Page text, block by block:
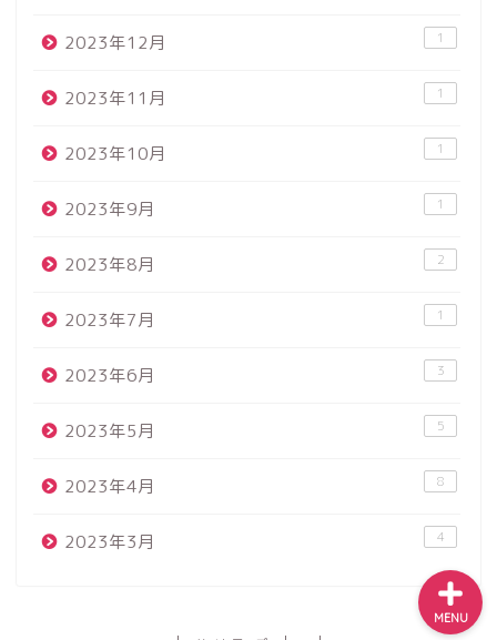
2023年12月 1
2023年11月 1
2023年10月 1
2023年9月 1
2023年8月 2
2023年7月 1
2023年6月 3
2023年5月 5
2023年4月 8
2023年3月 4
MENU